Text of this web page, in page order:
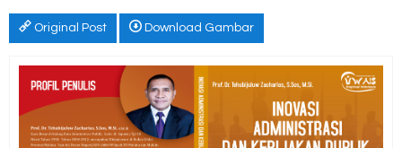
Original Post Download Gambar